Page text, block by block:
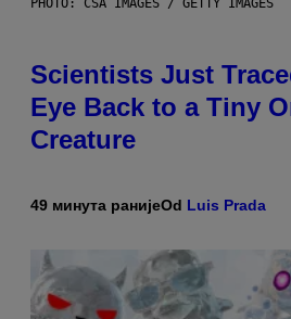
PHOTO: CSA IMAGES / GETTY IMAGES
Scientists Just
Eye Back to a Tiny
Creature
49 минута ранијеOd Luis Prada